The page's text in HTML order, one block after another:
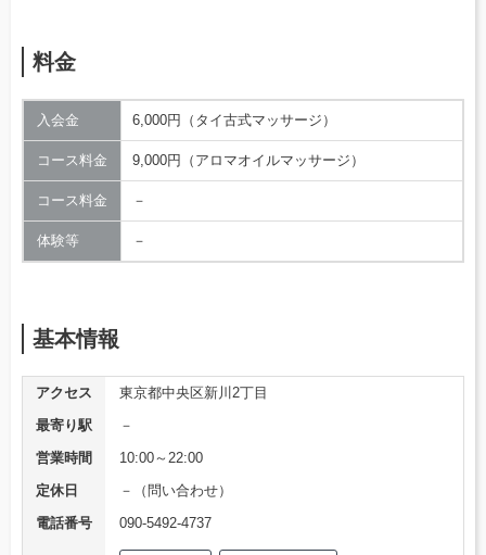
料金
入会金 6,000円（タイ古式マッサージ）
コース料金 9,000円（アロマオイルマッサージ）
コース料金 －
体験等 －
基本情報
アクセス
東京都中央区新川2丁目
最寄り駅
－
営業時間
10:00～22:00
定休日
－（問い合わせ）
電話番号
090-5492-4737